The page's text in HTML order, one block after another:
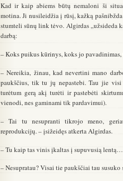
Kad ir kaip abiems būtų nemaloni ši
motina. Ji nusileidžia į rūsį, kažką
stumteli sūnų link tėvo. Algirdas „užsideda
darbą:
– Koks puikus kūrinys, koks jo
– Nereikia, žinau, kad nevertini mano
paukščius, tik tu jų nepastebi. Tau jie
turėtum gerą akį turėti ir pastebėti
vienodi, nes gaminami tik pardavimui).
– Tai tu nesupranti tikrojo meno,
reprodukcijų. – įsižeidęs atkerta Algirdas.
– Tu kaip tas vinis įkaltas į supuvusią lentą…
– Nesupratau? Visai tie paukščiai tau susuko